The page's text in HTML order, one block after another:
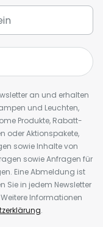
an und erhalten
und Leuchten,
Produkte, Rabatt-
oder Aktionspakete,
sowie Inhalte von
sowie Anfragen für
Eine Abmeldung ist
Sie in jedem Newsletter
Informationen
.